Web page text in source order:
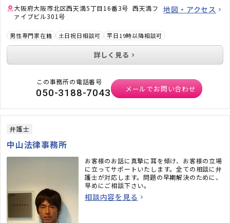
大阪府大阪市北区西天満5丁目16番3号 西天満フ
ァイブビル301号
地図・アクセス
男性専門家在籍 土日祝日相談可 平日19時以降相談可
詳しく見る
この事務所の電話番号
050-3188-7043 メールでお問い合わせ
弁護士
中山法律事務所
お客様のお話に真摯に耳を傾け、お客様の立場
に立ってサポートいたします。全ての相談に弁
護士が対応します。問題の早期解決のために、
早めにご相談下さい。
相談内容を見る